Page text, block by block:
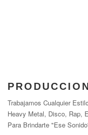
Trabajamos Cualquier
Heavy Metal, Disco, Rap,
Para Brindarte "Ese